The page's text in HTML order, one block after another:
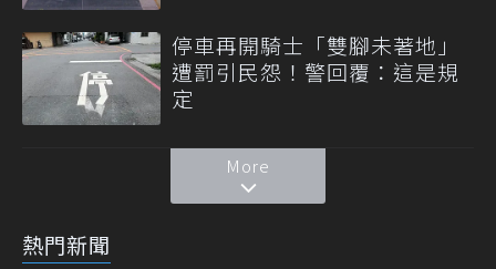
停車再開騎士「雙腳未著地」
遭罰引民怨！警回覆：這是規
定
More
熱門新聞